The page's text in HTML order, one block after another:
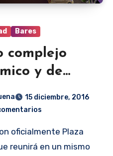
Bares
complejo
y de
15 diciembre, 2016
reunirá en un mismo